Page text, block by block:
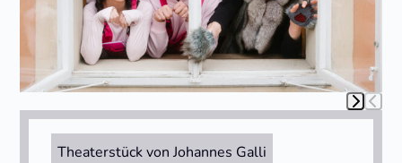
access
the
carousel
navigation
buttons
escape
Theaterstück von Johannes Galli